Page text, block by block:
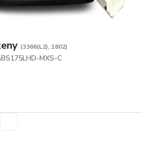
(3366(L2), 1802)
MXS-C